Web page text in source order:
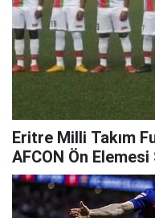
Eritre Milli Takım
AFCON Ön